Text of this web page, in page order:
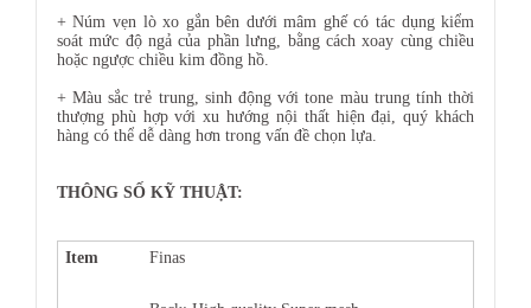
+ Núm vẹn lò xo gắn bên dưới mâm ghế có tác dụng kiểm
soát mức độ ngả của phần lưng, bằng cách xoay cùng chiều
hoặc ngược chiều kim đồng hồ.
+ Màu sắc trẻ trung, sinh động với tone màu trung tính thời
thượng phù hợp với xu hướng nội thất hiện đại, quý khách
hàng có thể dễ dàng hơn trong vấn đề chọn lựa.
THÔNG SỐ KỸ THUẬT:
Item Finas